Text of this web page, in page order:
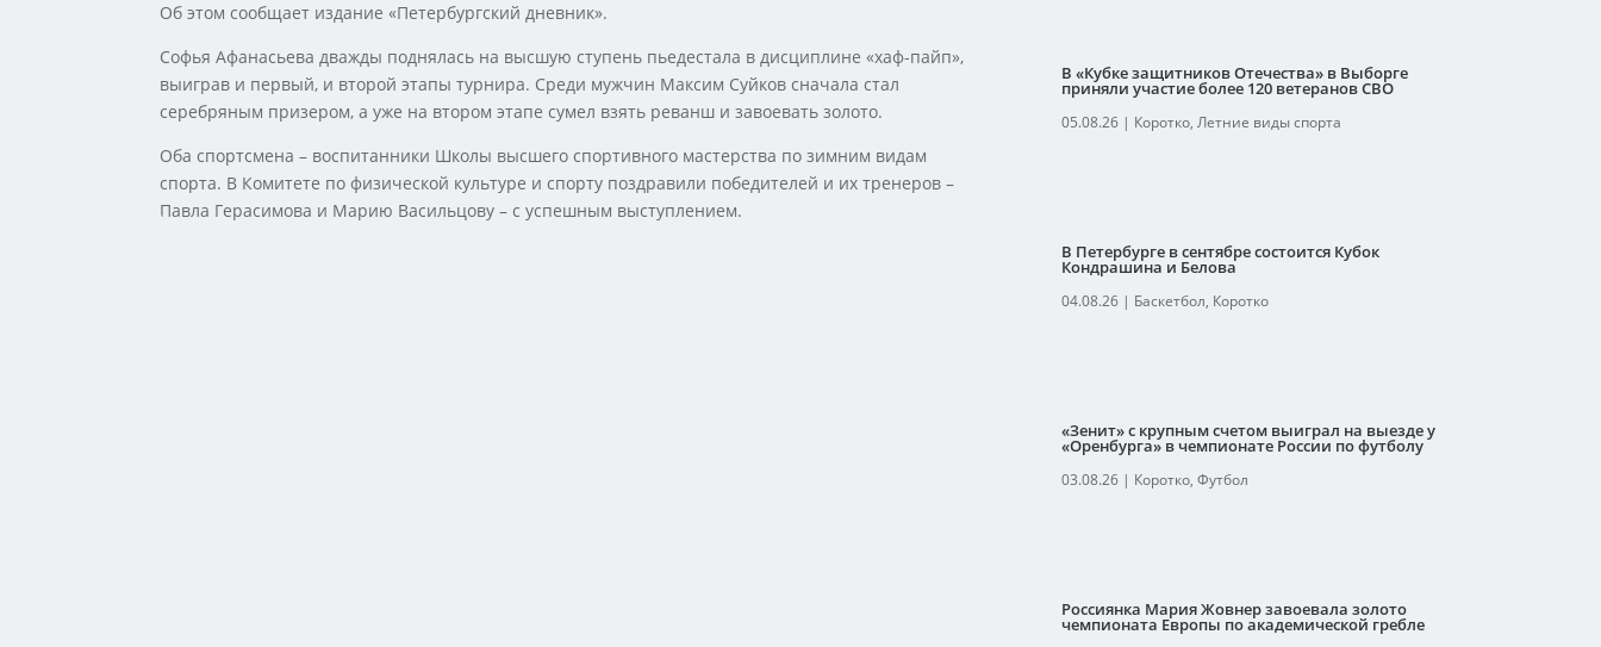
Об этом сообщает издание «Петербургский дневник».
Софья Афанасьева дважды поднялась на высшую ступень пьедестала в дисциплине «хаф-пайп»,
выиграв и первый, и второй этапы турнира. Среди мужчин Максим Суйков сначала стал
серебряным призером, а уже на втором этапе сумел взять реванш и завоевать золото.
Оба спортсмена – воспитанники Школы высшего спортивного мастерства по зимним видам
спорта. В Комитете по физической культуре и спорту поздравили победителей и их тренеров –
Павла Герасимова и Марию Васильцову – с успешным выступлением.
В «Кубке защитников Отечества» в Выборге
приняли участие более 120 ветеранов СВО
05.08.26| Коротко, Летние виды спорта
В Петербурге в сентябре состоится Кубок
Кондрашина и Белова
04.08.26| Баскетбол, Коротко
«Зенит» с крупным счетом выиграл на выезде у
«Оренбурга» в чемпионате России по футболу
03.08.26| Коротко, Футбол
Россиянка Мария Жовнер завоевала золото
чемпионата Европы по академической гребле